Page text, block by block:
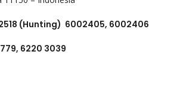
(Hunting) 6002405, 6002406
6220 3039